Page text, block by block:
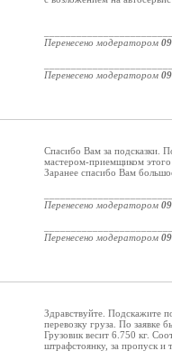
Перенесено модератором
Перенесено модератором
Спасибо Вам за подсказки.
мастером-приемщиком этого
Заранее спасибо Вам
Перенесено модератором
Перенесено модератором
Здравствуйте. Подскажите
перевозку груза. По заявке
Грузовик весит 6.750 кг.
штрафстоянку, за пропуск и